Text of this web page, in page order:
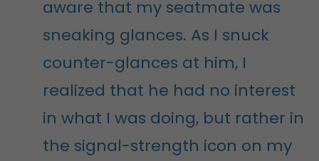
aware that my seatmate was
sneaking glances. As I snuck
counter-glances at him, I
realized that he had no interest
in what I was doing, but rather in
the signal-strength icon on my